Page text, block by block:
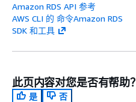
Amazon RDS API 参考
AWS CLI 的 命令Amazon RDS
SDK 和工具
此页内容对您是否有帮助？
是
否